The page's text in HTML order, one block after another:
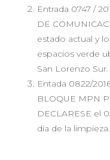
Entrada 0747 /
DE
estado actual y
espacios verde
San Lorenzo Sur.
Entada 0822/
BLOQUE MPN
DECLARESE el
día de la limpieza.